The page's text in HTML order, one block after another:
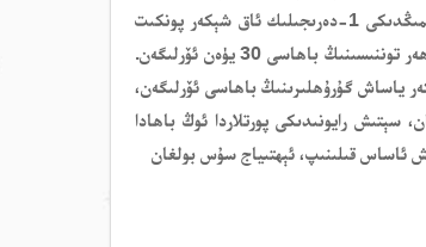
توننىسىنىڭ باھاسى 5400 يۈەن بولۇپ، ھەپتىلىك سېلىشتۇرما نىسبىتى تەڭلەشكەن؛ يۈننەن كۇنمىڭدىكى 1-دەرىجىلىك ئاق شېكەر پونكىت
سۇپىسىنىڭ باھاسى ھەر توننىسىنىڭ باھاسى 5135 يۈەن بولۇپ، ھەپتىلىك سېلىشتۇرما نىسبىتى ھەر توننىسىنىڭ باھاسى 30 يۈەن ئۆرلىگەن.
ياساش گۇرۇھلىرىنىڭ باھاسى ئۆرلىگەن،
سېتىش رايونىدىكى پورتلاردا ئوڭ باھادا
ئاساس قىلىنىپ، ئېھتىياج سۇس بولغان